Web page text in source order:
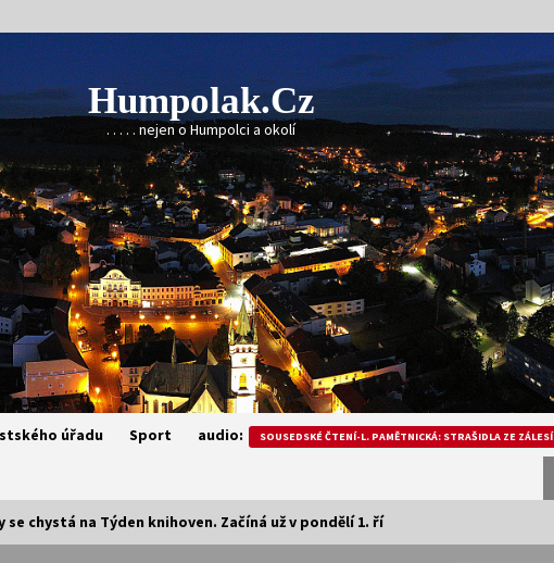
Humpolak.cz
. . . . . nejen o Humpolci a okolí
úřadu Sport audio: SOUSEDSKÉ ČTENÍ-L. PAMĚTNICKÁ: STRAŠIDLA ZE ZÁLESÍ
se chystá na Týden knihoven. Začíná už v pondělí 1. ří